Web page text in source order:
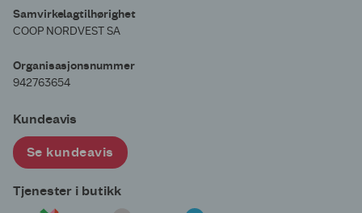
Samvirkelagtilhørighet
COOP NORDVEST SA
Organisasjonsnummer
942763654
Kundeavis
Se kundeavis
Tjenester i butikk